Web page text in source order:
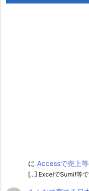
に Accessで売上等
[…] ExcelでSumif等で